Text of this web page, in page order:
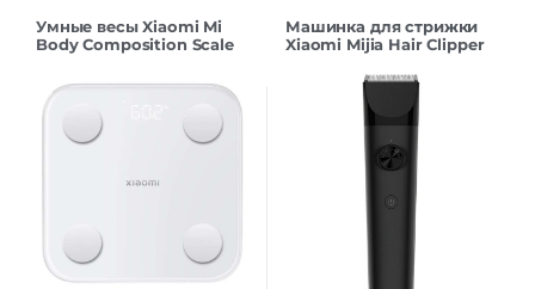
Умные весы Xiaomi Mi
Body Composition Scale
Машинка для стрижки
Xiaomi Mijia Hair Clipper